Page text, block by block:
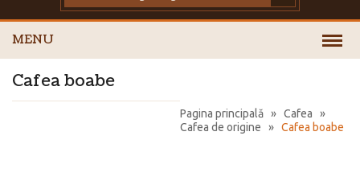
MENU
Pagina principală » Cafea
»
Cafea de origine
» Cafea boabe
Cafea boabe